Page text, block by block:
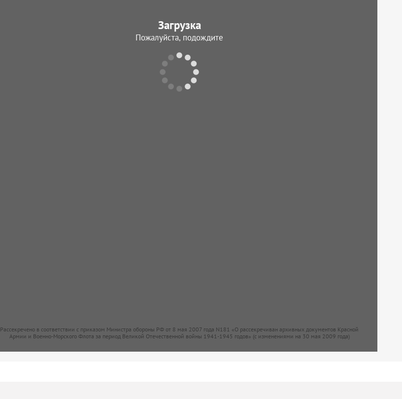
Рассекречено в соответствии с приказом Министра обороны РФ от 8 мая 2007 года N181 «О рассекречиван архивных документов Красной
Армии и Военно-Морского Флота за период Великой Отечественной войны 1941-1945 годов» (с изменениями на 30 мая 2009 года)
Загрузка
Пожалуйста, подождите